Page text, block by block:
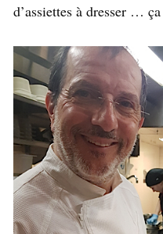
d’assiettes à dresser …